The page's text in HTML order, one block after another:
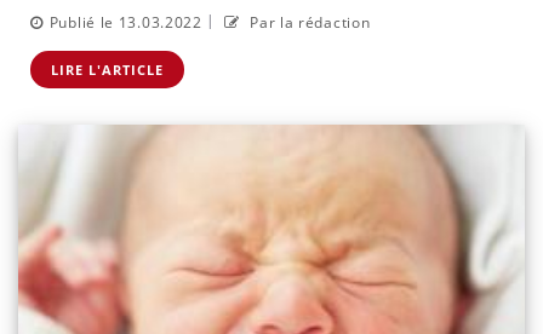
Publié le 13.03.2022 | Par la rédaction
LIRE L'ARTICLE